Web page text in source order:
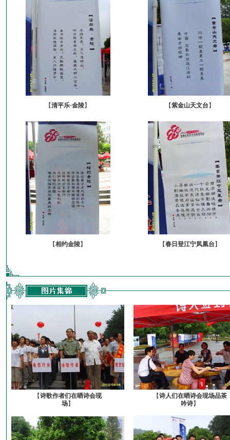
【清平乐·金陵】 【紫金山天文台】
【相约金陵】 【春日登江宁凤凰台】
【诗歌作者们在晒诗会现
场】
【诗人们在晒诗会现场品茶
吟诗】